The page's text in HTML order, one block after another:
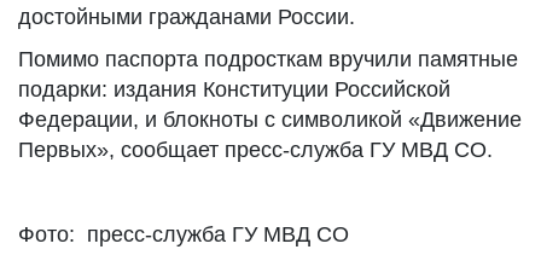
достойными гражданами России.
Помимо паспорта подросткам вручили памятные
подарки: издания Конституции Российской
Федерации, и блокноты с символикой «Движение
Первых», сообщает пресс-служба ГУ МВД СО.
Фото: пресс-служба ГУ МВД СО